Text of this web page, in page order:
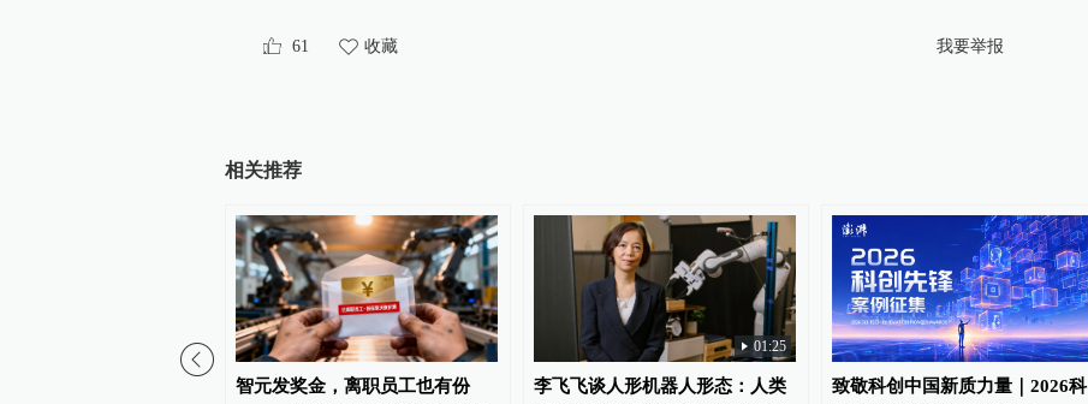
61 收藏 我要举报
相关推荐
智元发奖金，离职员工也有份
01:25
李飞飞谈人形机器人形态：人类
致敬科创中国新质力量｜2026科